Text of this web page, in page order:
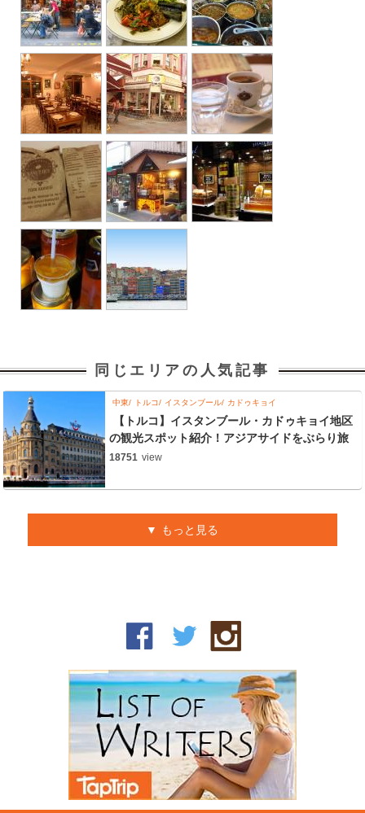
同じエリアの人気記事
中東 トルコ イスタンブール カドゥキョイ
【トルコ】イスタンブール・カドゥキョイ地区
の観光スポット紹介！アジアサイドをぶらり旅
18751 view
もっと見る